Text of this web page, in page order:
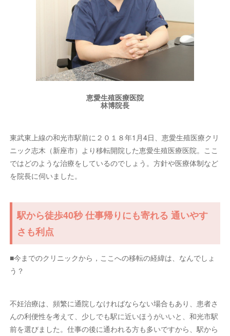
恵愛生殖医療医院
林博院長
東武東上線の和光市駅前に２０１８年1月4日、恵愛生殖医療クリ
ニック志木（新座市）より移転開院した恵愛生殖医療医院。ここ
ではどのような治療をしているのでしょう。方針や医療体制など
を院長に伺いました。
駅から徒歩40秒 仕事帰りにも寄れる 通いやす
さも利点
■今までのクリニックから，ここへの移転の経緯は、なんでしょ
う？
不妊治療は、頻繁に通院しなければならない場合もあり、患者さ
んの利便性を考えて、少しでも駅に近いほうがいいと、和光市駅
前を選びました。仕事の後に通われる方も多いですから、駅から